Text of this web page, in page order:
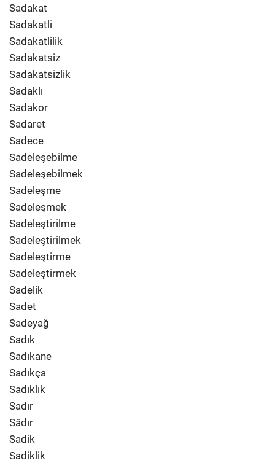
Sadakat
Sadakatli
Sadakatlilik
Sadakatsiz
Sadakatsizlik
Sadaklı
Sadakor
Sadaret
Sadece
Sadeleşebilme
Sadeleşebilmek
Sadeleşme
Sadeleşmek
Sadeleştirilme
Sadeleştirilmek
Sadeleştirme
Sadeleştirmek
Sadelik
Sadet
Sadeyağ
Sadık
Sadıkane
Sadıkça
Sadıklık
Sadır
Sâdır
Sadik
Sadiklik